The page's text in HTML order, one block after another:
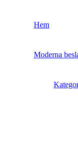
Hem
Moderna